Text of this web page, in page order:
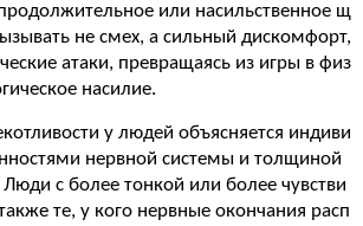
или насильственное щ
не смех, а сильный дискомфорт,
атаки, превращаясь из игры в физ
насилие.
у людей объясняется индиви
нервной системы и толщиной
с более тонкой или более чувстви
те, у кого нервные окончания расп